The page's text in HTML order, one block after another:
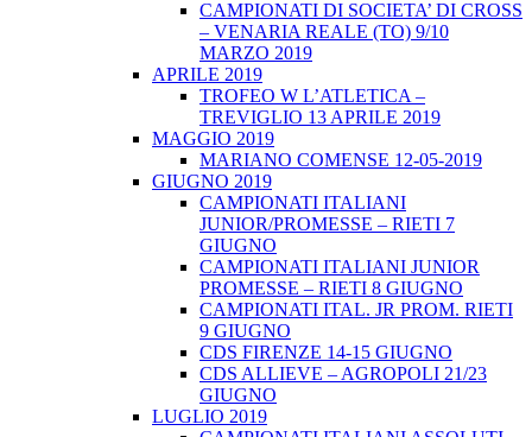
CAMPIONATI DI SOCIETA’ DI CROSS
– VENARIA REALE (TO) 9/10
MARZO 2019
APRILE 2019
TROFEO W L’ATLETICA –
TREVIGLIO 13 APRILE 2019
MAGGIO 2019
MARIANO COMENSE 12-05-2019
GIUGNO 2019
CAMPIONATI ITALIANI
JUNIOR/PROMESSE – RIETI 7
GIUGNO
CAMPIONATI ITALIANI JUNIOR
PROMESSE – RIETI 8 GIUGNO
CAMPIONATI ITAL. JR PROM. RIETI
9 GIUGNO
CDS FIRENZE 14-15 GIUGNO
CDS ALLIEVE – AGROPOLI 21/23
GIUGNO
LUGLIO 2019